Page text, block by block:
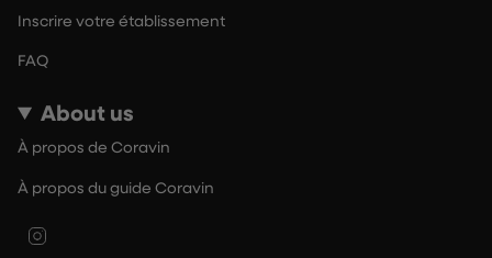
Inscrire votre établissement
FAQ
About us
À propos de Coravin
À propos du guide Coravin